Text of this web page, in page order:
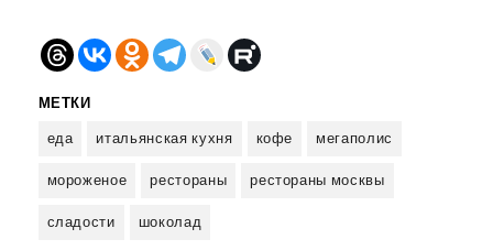
МЕТКИ
еда
итальянская кухня кофе
мегаполис
мороженое
рестораны
рестораны москвы
сладости
шоколад